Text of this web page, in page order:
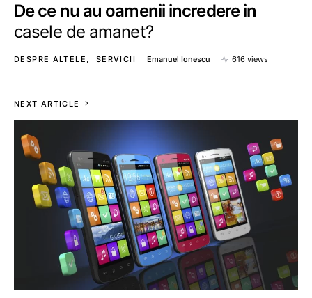
De ce nu au oamenii incredere in
casele de amanet?
DESPRE ALTELE SERVICII Emanuel Ionescu 616 views
NEXT ARTICLE